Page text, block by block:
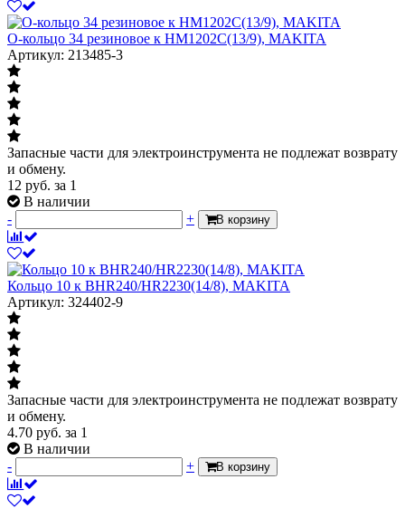
О-кольцо 34 резиновое к HM1202C(13/9), MAKITA
Артикул: 213485-3
Запасные части для электроинструмента не подлежат возврату
и обмену.
12 руб. за 1
В наличии
-
+ В корзину
Кольцо 10 к BHR240/HR2230(14/8), MAKITA
Артикул: 324402-9
Запасные части для электроинструмента не подлежат возврату
и обмену.
4.70 руб. за 1
В наличии
-
+ В корзину